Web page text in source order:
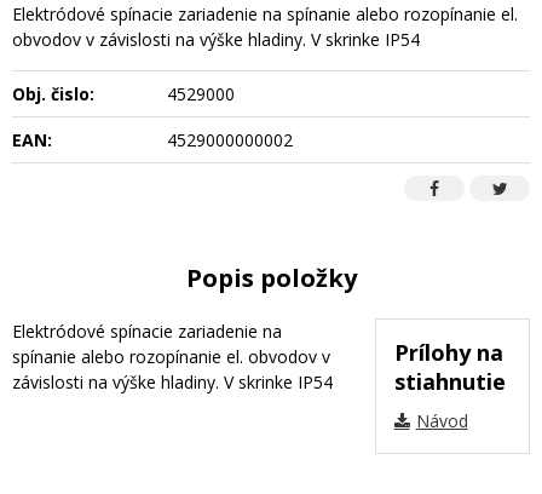
Elektródové spínacie zariadenie na spínanie alebo rozopínanie el.
obvodov v závislosti na výške hladiny. V skrinke IP54
Obj. čislo:
4529000
EAN:
4529000000002
Popis položky
Prílohy na
stiahnutie
Návod
Elektródové spínacie zariadenie na
spínanie alebo rozopínanie el. obvodov v
závislosti na výške hladiny. V skrinke IP54